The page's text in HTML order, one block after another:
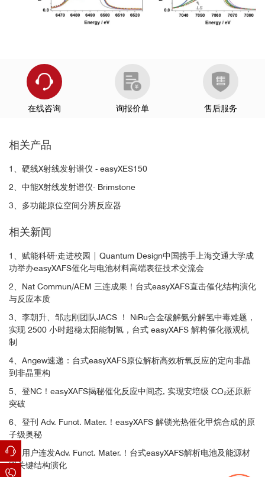
在线咨询 询报价单 售后服务
相关产品
1、硬线X射线发射谱仪 - easyXES150
2、中能X射线发射谱仪- Brimstone
3、多功能原位空间分辨反应器
相关新闻
1、赋能科研·走进校园 | Quantum Design中国携手上海交通大学成
功举办easyXAFS催化与电池材料高端表征技术交流会
2、Nat Commun/AEM 三连成果！台式easyXAFS直击催化结构演化
与反应本质
3、李朝升、邹志刚团队JACS ！ NiRu合金破解氨分解氢中毒难题，
实现 2500 小时超稳太阳能制氢，台式 easyXAFS 解构催化微观机
制
4、Angew速递：台式easyXAFS原位解析高效析氧反应的定向非晶
到非晶重构
5、登NC！easyXAFS揭秘催化反应中间态, 实现安培级 CO₂还原新
突破
6、登刊 Adv. Funct. Mater.！easyXAFS 解锁光热催化甲烷合成的原
子级奥秘
7、用户连发Adv. Funct. Mater.！台式easyXAFS解析电池及能源材
料关键结构演化